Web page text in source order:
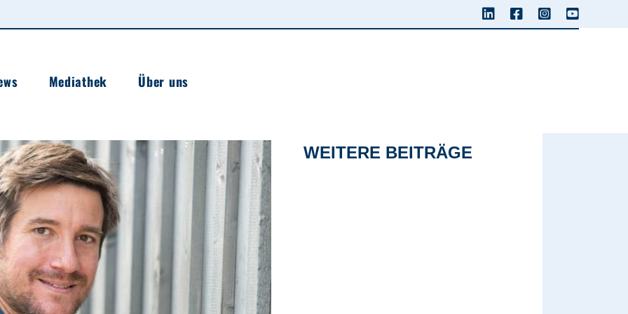
Mediathek Über uns
WEITERE BEITRÄGE